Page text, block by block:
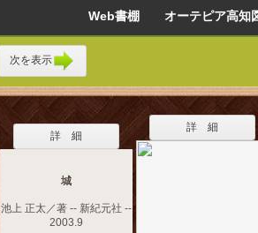
Web書棚 オーテピア高知
次を表示
詳 細
城
池上 正太／著 -- 新紀元社 --
2003.9
詳 細